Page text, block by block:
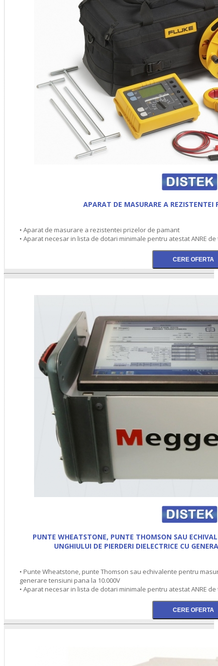
APARAT DE MASURARE A REZISTENTEI
• Aparat de masurare a rezistentei prizelor de pamant
• Aparat necesar in lista de dotari minimale pentru atestat ANRE de
PUNTE WHEATSTONE, PUNTE THOMSON SAU
UNGHIULUI DE PIERDERI DIELECTRICE CU
• Punte Wheatstone, punte Thomson sau echivalente pentru
generare tensiuni pana la 10.000V
• Aparat necesar in lista de dotari minimale pentru atestat ANRE de